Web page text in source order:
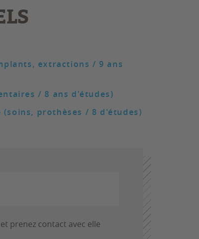
extractions / 9 ans
/ 8 ans d'études)
prothèses / 8 d'études)
prenez contact avec elle